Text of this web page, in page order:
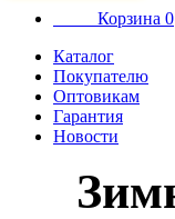
Корзина 0
Каталог
Покупателю
Оптовикам
Гарантия
Новости